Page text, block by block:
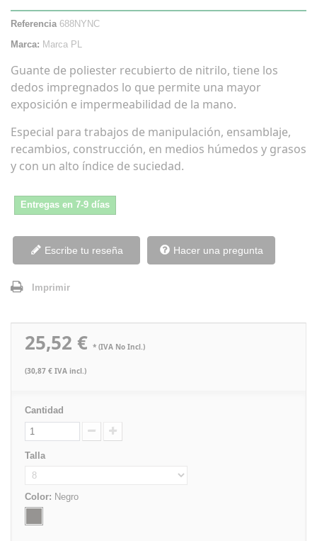
Referencia 688NYNC
Marca: Marca PL
Guante de poliester recubierto de nitrilo, tiene los
dedos impregnados lo que permite una mayor
exposición e impermeabilidad de la mano.
Especial para trabajos de manipulación, ensamblaje,
recambios, construcción, en medios húmedos y grasos
y con un alto índice de suciedad.
Entregas en 7-9 días
Escribe tu reseña Hacer una pregunta
Imprimir
25,52 € * (IVA No Incl.)
(30,87 € IVA incl.)
Cantidad
Talla
Color: Negro